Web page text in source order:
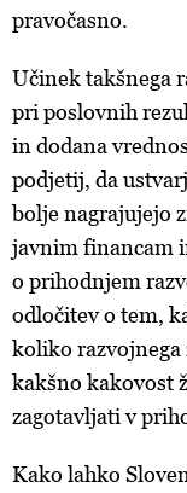
pravočasno.
Učinek takšnega
pri poslovnih
in dodana
podjetij, da
bolje nagrajujejo
javnim financam
o prihodnjem
odločitev o tem,
koliko razvojnega
kakšno kakovost
zagotavljati v
Kako lahko